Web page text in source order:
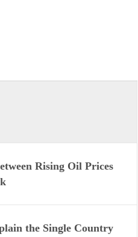
Rising Oil Prices
the Single Country